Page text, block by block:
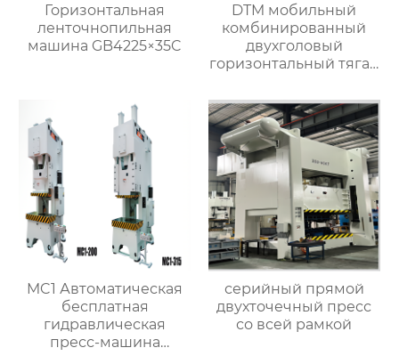
Горизонтальная
ленточнопильная
машина GB4225×35C
DTM мобильный
комбинированный
двухголовый
горизонтальный тягач
MC1 Автоматическая
бесплатная
гидравлическая
пресс-машина
серийный прямой
двухточечный пресс
со всей рамкой